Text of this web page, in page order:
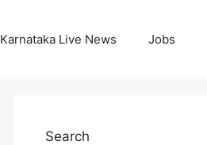
Karnataka Live News Jobs
Search